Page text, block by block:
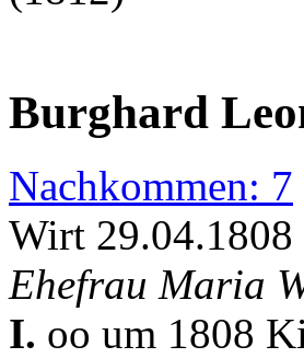
Burghard
Nachkommen: 7
Wirt 29.04.1808
Ehefrau Maria
I. oo um 1808